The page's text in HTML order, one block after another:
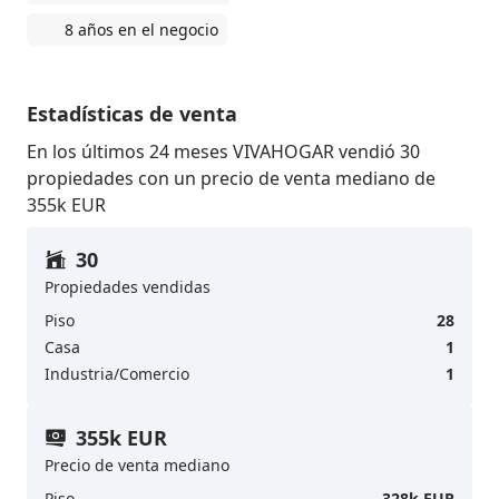
8 años en el negocio
Estadísticas de venta
En los últimos 24 meses VIVAHOGAR vendió 30
propiedades con un precio de venta mediano de
355k EUR
30
Propiedades vendidas
Piso
28
Casa
1
Industria/Comercio
1
355k EUR
Precio de venta mediano